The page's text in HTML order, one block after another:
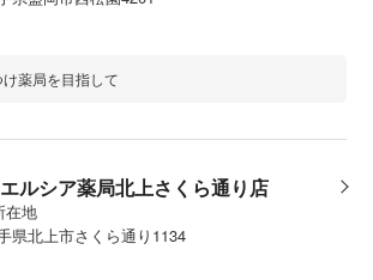
薬局を目指して
ルシア薬局北上さくら通り店
在地
県北上市さくら通り1134